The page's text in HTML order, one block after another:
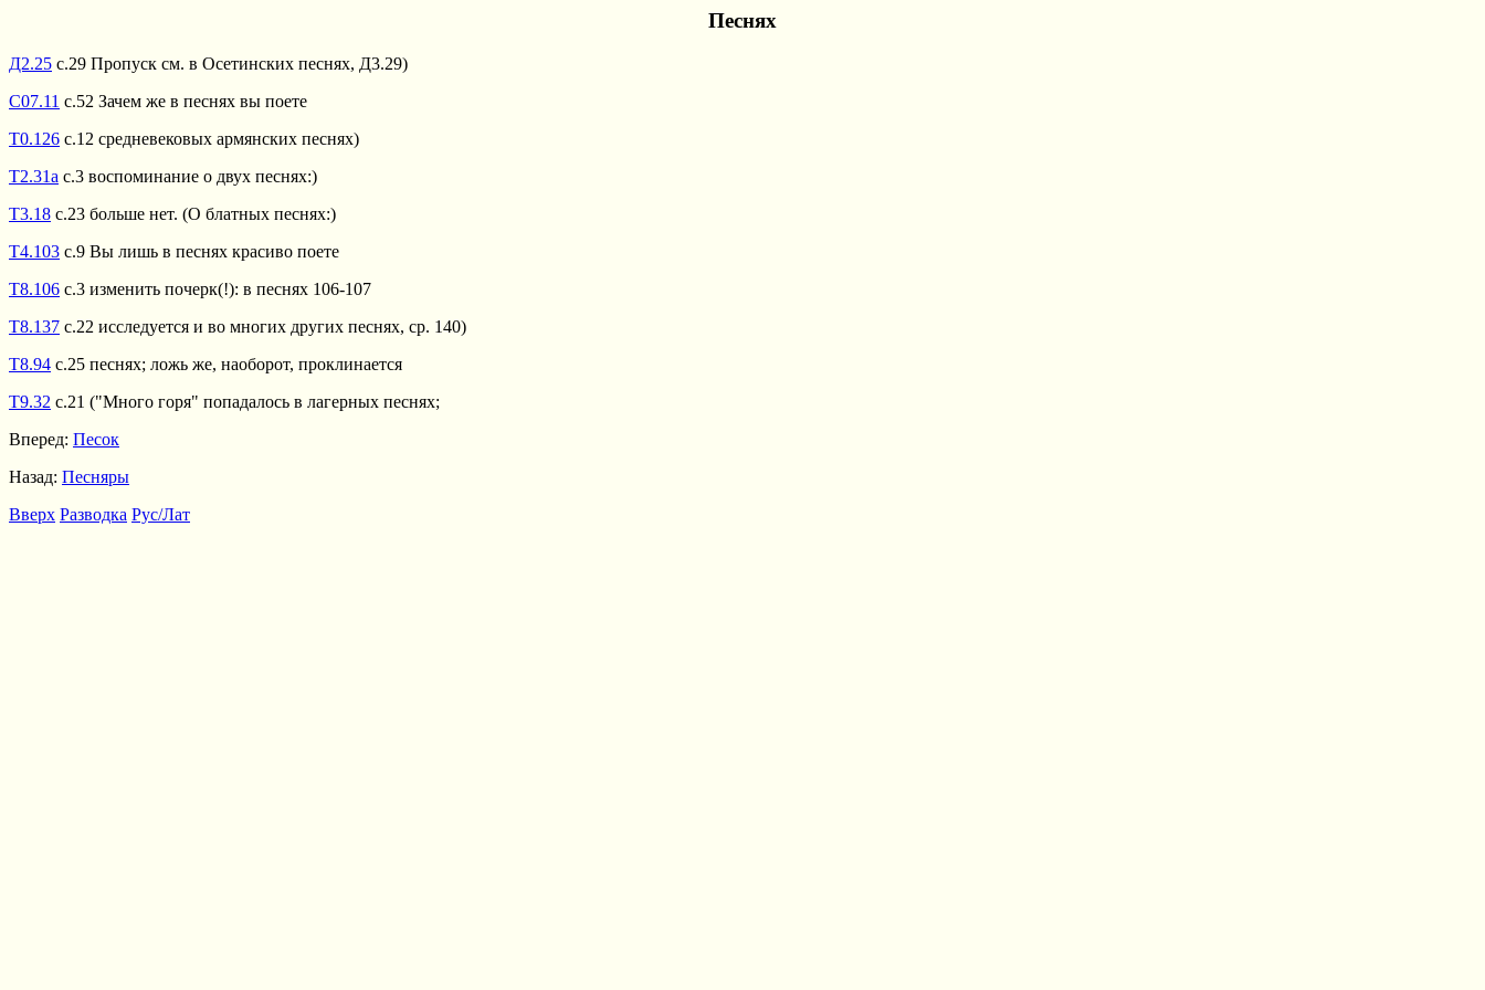
Песнях
Д2.25 с.29 Пропуск см. в Осетинских песнях, Д3.29)
С07.11 с.52 Зачем же в песнях вы поете
Т0.126 с.12 средневековых армянских песнях)
Т2.31а с.3 воспоминание о двух песнях:)
Т3.18 с.23 больше нет. (О блатных песнях:)
Т4.103 с.9 Вы лишь в песнях красиво поете
Т8.106 с.3 изменить почерк(!): в песнях 106-107
Т8.137 с.22 исследуется и во многих других песнях, ср. 140)
Т8.94 с.25 песнях; ложь же, наоборот, проклинается
Т9.32 с.21 ("Много горя" попадалось в лагерных песнях;
Вперед: Песок
Назад: Песняры
Вверх Разводка Рус/Лат